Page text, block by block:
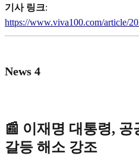
기사 링크:
https://www.viva100.com/article/
News 4
📰 이재명 대통령,
갈등 해소 강조